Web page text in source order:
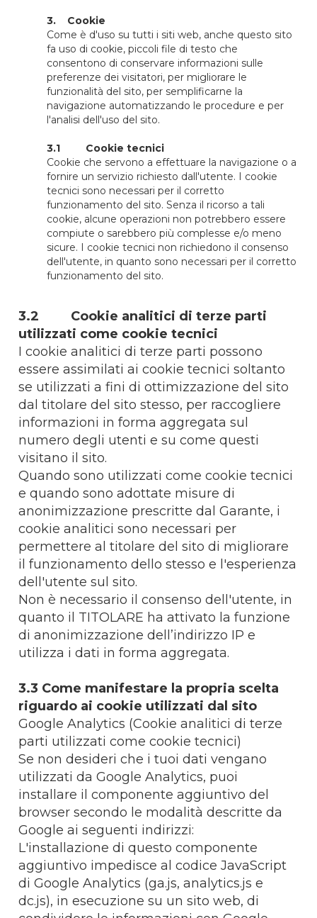
3. Cookie
Come è d'uso su tutti i siti web, anche questo sito
fa uso di cookie, piccoli file di testo che
consentono di conservare informazioni sulle
preferenze dei visitatori, per migliorare le
funzionalità del sito, per semplificarne la
navigazione automatizzando le procedure e per
l'analisi dell'uso del sito.
3.1 Cookie tecnici
Cookie che servono a effettuare la navigazione o a
fornire un servizio richiesto dall'utente. I cookie
tecnici sono necessari per il corretto
funzionamento del sito. Senza il ricorso a tali
cookie, alcune operazioni non potrebbero essere
compiute o sarebbero più complesse e/o meno
sicure. I cookie tecnici non richiedono il consenso
dell'utente, in quanto sono necessari per il corretto
funzionamento del sito.
3.2 Cookie analitici di terze parti
utilizzati come cookie tecnici
I cookie analitici di terze parti possono
essere assimilati ai cookie tecnici soltanto
se utilizzati a fini di ottimizzazione del sito
dal titolare del sito stesso, per raccogliere
informazioni in forma aggregata sul
numero degli utenti e su come questi
visitano il sito.
Quando sono utilizzati come cookie tecnici
e quando sono adottate misure di
anonimizzazione prescritte dal Garante, i
cookie analitici sono necessari per
permettere al titolare del sito di migliorare
il funzionamento dello stesso e l'esperienza
dell'utente sul sito.
Non è necessario il consenso dell'utente, in
quanto il TITOLARE ha attivato la funzione
di anonimizzazione dell’indirizzo IP e
utilizza i dati in forma aggregata.
3.3 Come manifestare la propria scelta
riguardo ai cookie utilizzati dal sito
Google Analytics (Cookie analitici di terze
parti utilizzati come cookie tecnici)
Se non desideri che i tuoi dati vengano
utilizzati da Google Analytics, puoi
installare il componente aggiuntivo del
browser secondo le modalità descritte da
Google ai seguenti indirizzi:
L'installazione di questo componente
aggiuntivo impedisce al codice JavaScript
di Google Analytics (ga.js, analytics.js e
dc.js), in esecuzione su un sito web, di